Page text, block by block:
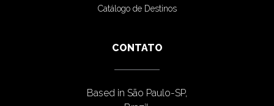
Catálogo de Destinos
CONTATO
Based in São Paulo-SP,